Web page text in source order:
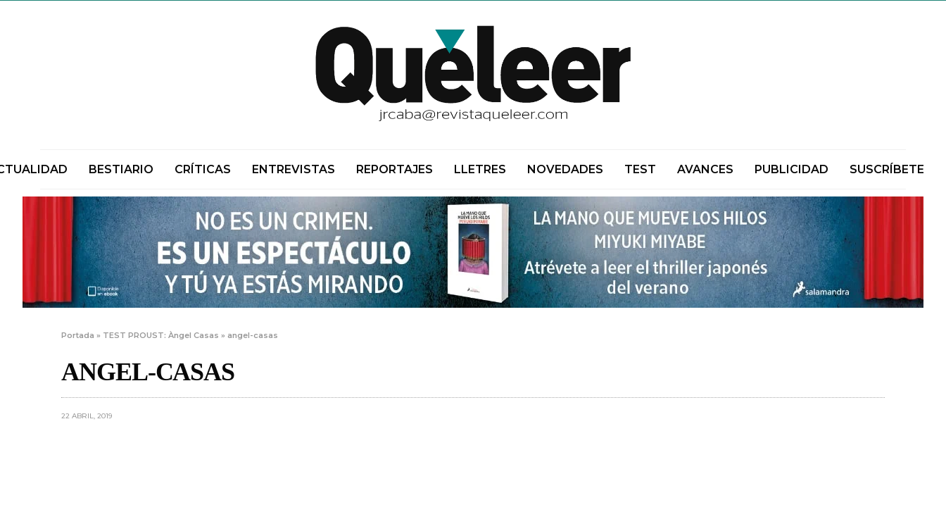
BESTIARIO CRÍTICAS ENTREVISTAS REPORTAJES LLETRES NOVEDADES TEST AVANCES PUBLICIDAD SUSCRÍBETE
Portada » TEST PROUST: Àngel Casas » angel-casas
ANGEL-CASAS
22 ABRIL, 2019